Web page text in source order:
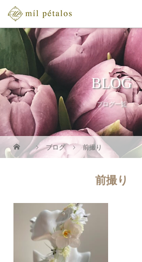
BLOG
ブログ一覧
ブログ 前撮り
前撮り